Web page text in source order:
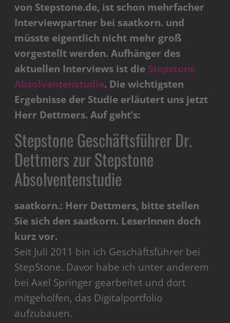
von Stepstone.de, ist schon mehrfacher
Interviewpartner bei saatkorn. und
müsste eigentlich nicht mehr groß
vorgestellt werden. Aufhänger des
aktuellen Interviews ist die Stepstone
Absolventenstudie. Die wichtigsten
Ergebnisse der Studie erläutert uns jetzt
Herr Dettmers. Auf geht’s:
Stepstone Geschäftsführer Dr.
Dettmers zur Stepstone
Absolventenstudie
saatkorn.: Herr Dettmers, bitte stellen
Sie sich den saatkorn. LeserInnen doch
kurz vor.
Seit Juli 2011 bin ich Geschäftsführer bei
StepStone. Davor habe ich unter anderem
bei Axel Springer gearbeitet und dort
mitgeholfen, das Digitalportfolio
aufzubauen.